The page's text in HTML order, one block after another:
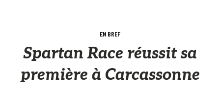
EN BREF
Spartan Race réussit sa
première à Carcassonne